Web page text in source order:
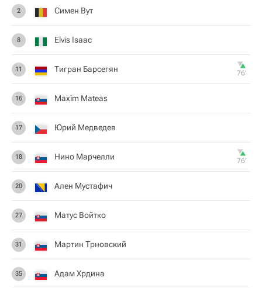
2 Симен Вут
8 Elvis Isaac
11 Тигран Барсегян 76‎’‎
16 Maxim Mateas
17 Юрий Медведев
18 Нино Марчелли 76‎’‎
20 Ален Мустафич
27 Матус Войтко
31 Мартин Трновский
35 Адам Хрдина